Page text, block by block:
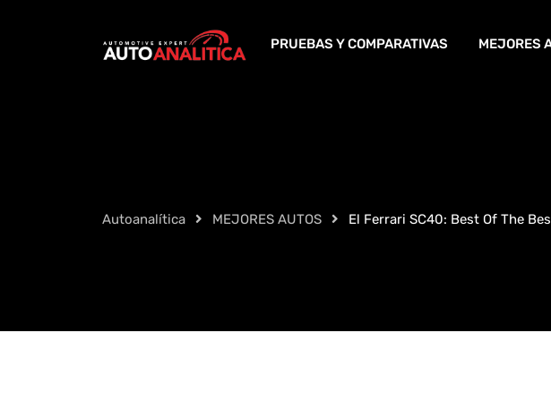
PRUEBAS Y COMPARATIVAS MEJORES
Autoanalítica MEJORES AUTOS El Ferrari SC40: Best Of The